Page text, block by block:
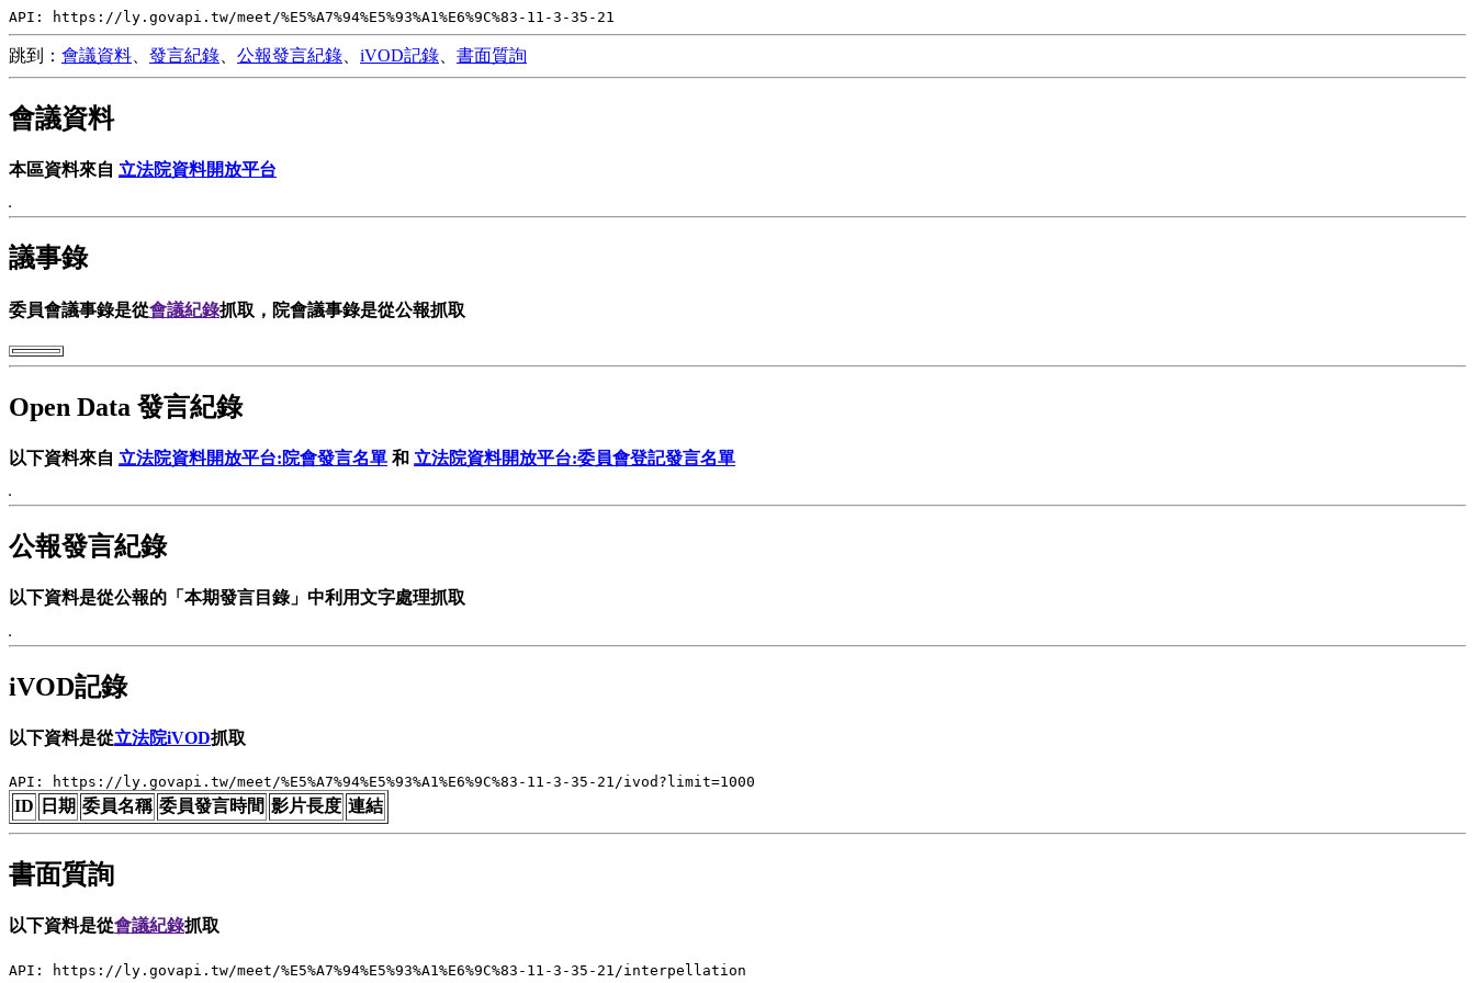
API: https://ly.govapi.tw/meet/%E5%A7%94%E5%93%A1%E6%9C%83-11-3-35-21
跳到： 會議資料 發言紀錄 公報發言紀錄 iVOD記錄 書面質詢
會議資料
本區資料來自 立法院資料開放平台
議事錄
委員會議事錄是從會議紀錄抓取，院會議事錄是從公報抓取
Open Data 發言紀錄
以下資料來自 立法院資料開放平台:院會發言名單 和 立法院資料開放平台:委員會登記發言名單
公報發言紀錄
以下資料是從公報的「本期發言目錄」中利用文字處理抓取
iVOD記錄
以下資料是從立法院iVOD抓取
API: https://ly.govapi.tw/meet/%E5%A7%94%E5%93%A1%E6%9C%83-11-3-35-21/ivod?limit=1000
ID 日期 委員名稱 委員發言時間 影片長度 連結
書面質詢
以下資料是從會議紀錄抓取
API: https://ly.govapi.tw/meet/%E5%A7%94%E5%93%A1%E6%9C%83-11-3-35-21/interpellation